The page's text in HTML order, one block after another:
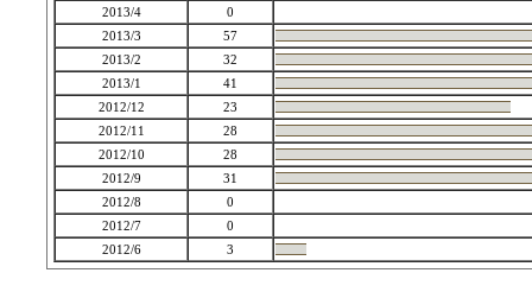
2013/4
0
2013/3
57
2013/2
32
2013/1
41
2012/12
23
2012/11
28
2012/10
28
2012/9
31
2012/8
0
2012/7
0
2012/6
3